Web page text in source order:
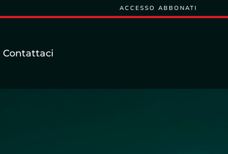
ACCESSO ABBONATI
Contattaci